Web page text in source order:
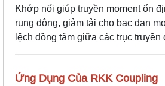
Khớp nối giúp truyền moment ổn
rung động, giảm tải cho bạc đạn
lệch đồng tâm giữa các trục truyền
Ứng Dụng Của RKK Coupling